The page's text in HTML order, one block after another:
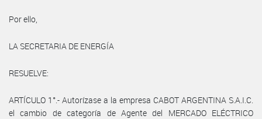
Por ello,
LA SECRETARIA DE ENERGÍA
RESUELVE:
ARTÍCULO 1°.- Autorízase a la empresa CABOT ARGENTINA S.A.I.C.
el cambio de categoría de Agente del MERCADO ELÉCTRICO